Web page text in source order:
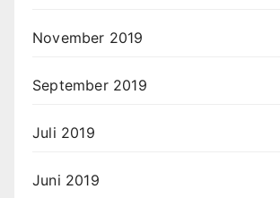
November 2019
September 2019
Juli 2019
Juni 2019